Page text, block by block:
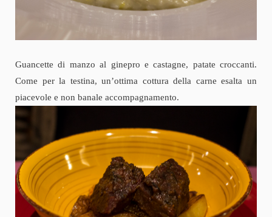
Guancette di manzo al ginepro e castagne, patate croccanti.
Come per la testina, un’ottima cottura della carne esalta un
piacevole e non banale accompagnamento.